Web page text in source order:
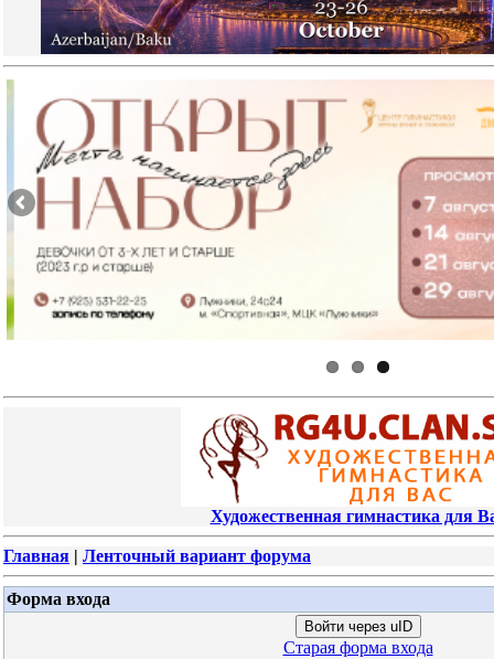
Художественная гимнастика для
Главная | Ленточный вариант форума
Форма входа
Войти через uID
Старая форма входа